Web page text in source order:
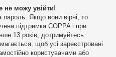
не можу увійти!
пароль. Якщо вони вірні, то
підтримка COPPA і при
13 років, дотримуйтесь
щоб усі зареєстровані
користувачами або